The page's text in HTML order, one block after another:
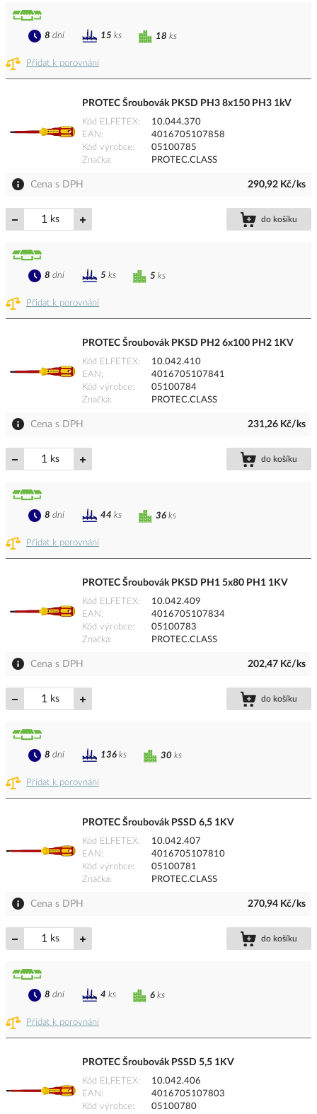
Přidat k porovnání
18 ks
8 dní 15 ks
PROTEC Šroubovák PKSD PH3 8x150 PH3 1kV
Kód ELFETEX
10.044.370
EAN
4016705107858
Kód výrobce
05100785
Značka
PROTEC.CLASS
Cena s DPH 290,92 Kč/ks
ks do košíku
Přidat k porovnání
5 ks
8 dní 5 ks
PROTEC Šroubovák PKSD PH2 6x100 PH2 1KV
Kód ELFETEX
10.042.410
EAN
4016705107841
Kód výrobce
05100784
Značka
PROTEC.CLASS
Cena s DPH 231,26 Kč/ks
ks do košíku
Přidat k porovnání
36 ks
8 dní 44 ks
PROTEC Šroubovák PKSD PH1 5x80 PH1 1KV
Kód ELFETEX
10.042.409
EAN
4016705107834
Kód výrobce
05100783
Značka
PROTEC.CLASS
Cena s DPH 202,47 Kč/ks
ks do košíku
Přidat k porovnání
30 ks
8 dní 136 ks
PROTEC Šroubovák PSSD 6,5 1KV
Kód ELFETEX
10.042.407
EAN
4016705107810
Kód výrobce
05100781
Značka
PROTEC.CLASS
Cena s DPH 270,94 Kč/ks
ks do košíku
Přidat k porovnání
6 ks
8 dní 4 ks
PROTEC Šroubovák PSSD 5,5 1KV
Kód ELFETEX
10.042.406
EAN
4016705107803
Kód výrobce
05100780